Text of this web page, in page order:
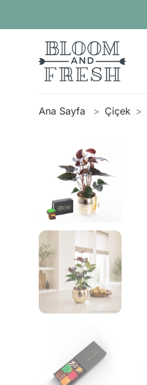
Ana Sayfa Çiçek